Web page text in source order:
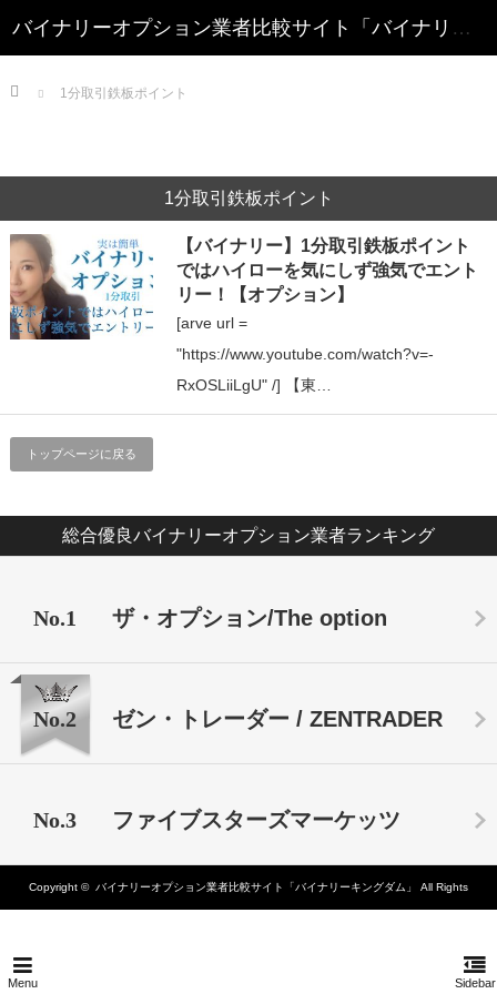
Menu Sidebar
Home 1分取引鉄板ポイント
1分取引鉄板ポイント
【バイナリー】1分取引鉄板ポイント
ではハイローを気にしず強気でエント
リー！【オプション】
[arve url =
"https://www.youtube.com/watch?v=-
RxOSLiiLgU" /] 【東…
トップページに戻る
総合優良バイナリーオプション業者ランキング
No.1 ザ・オプション/The option
No.2 ゼン・トレーダー / ZENTRADER
No.3 ファイブスターズマーケッツ
Copyright © バイナリーオプション業者比較サイト「バイナリーキングダム」 All Rights